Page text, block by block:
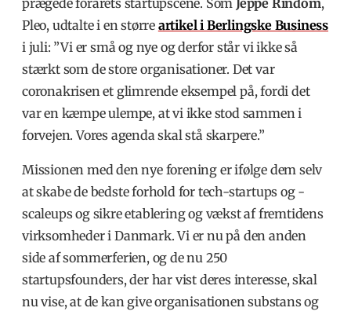
prægede forårets startupscene. SomJeppe Rindom,
Pleo, udtalte i en større artikel i Berlingske Business
i juli: ”Vi er små og nye og derfor står vi ikke så
stærkt som de store organisationer. Det var
coronakrisen et glimrende eksempel på, fordi det
var en kæmpe ulempe, at vi ikke stod sammen i
forvejen. Vores agenda skal stå skarpere.”
Missionen med den nye forening er ifølge dem selv
at skabe de bedste forhold for tech-startups og -
scaleups og sikre etablering og vækst af fremtidens
virksomheder i Danmark. Vi er nu på den anden
side af sommerferien, og de nu 250
startupsfounders, der har vist deres interesse, skal
nu vise, at de kan give organisationen substans og